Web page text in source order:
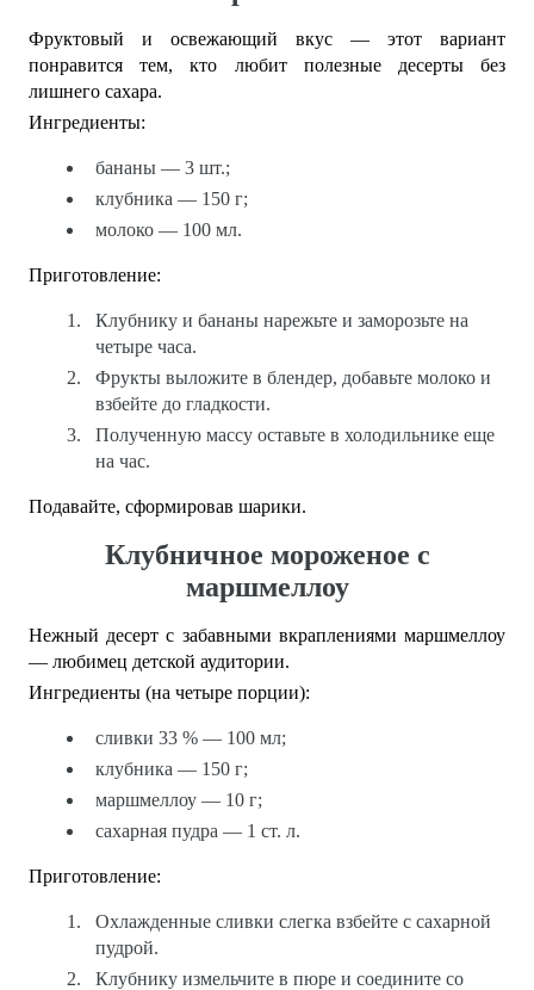
Фруктовый и освежающий вкус — этот вариант
понравится тем, кто любит полезные десерты без
лишнего сахара.
Ингредиенты:
бананы — 3 шт.;
клубника — 150 г;
молоко — 100 мл.
Приготовление:
Клубнику и бананы нарежьте и заморозьте на
четыре часа.
Фрукты выложите в блендер, добавьте молоко и
взбейте до гладкости.
Полученную массу оставьте в холодильнике еще
на час.
Подавайте, сформировав шарики.
Клубничное мороженое с
маршмеллоу
Нежный десерт с забавными вкраплениями маршмеллоу
— любимец детской аудитории.
Ингредиенты (на четыре порции):
сливки 33 % — 100 мл;
клубника — 150 г;
маршмеллоу — 10 г;
сахарная пудра — 1 ст. л.
Приготовление:
Охлажденные сливки слегка взбейте с сахарной
пудрой.
Клубнику измельчите в пюре и соедините со